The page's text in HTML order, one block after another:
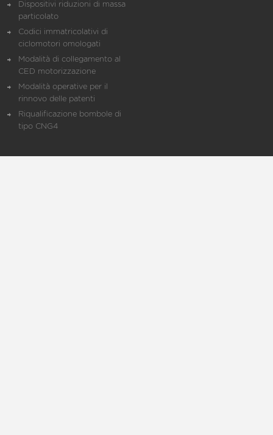
Dispositivi riduzioni di massa
particolato
Codici immatricolativi di
ciclomotori omologati
Modalità di collegamento al
CED motorizzazione
Modalità operative per il
rinnovo delle patenti
Riqualificazione bombole di
tipo CNG4